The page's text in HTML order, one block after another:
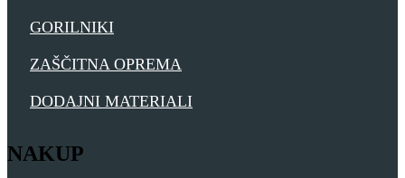
GORILNIKI
ZAŠČITNA OPREMA
DODAJNI MATERIALI
NAKUP